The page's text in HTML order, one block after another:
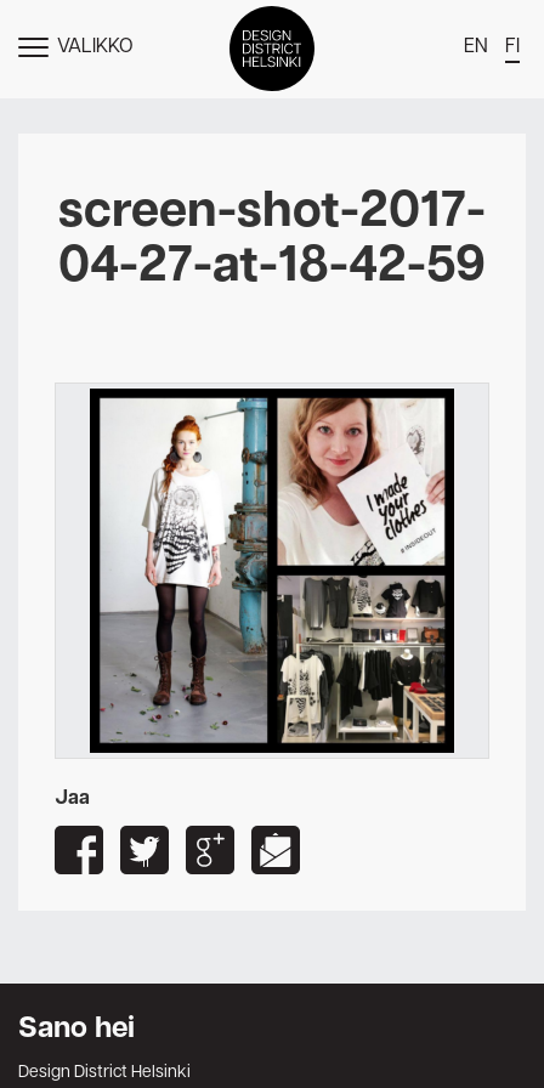
NÄYTÄVALIKKO EN FI
Jäsenet
Tapahtumat
Uutiset
Meistä
Design District Helsingin jäsenyydestä
Ota yhteyttä
screen-shot-2017-
04-27-at-18-42-59
Jaa
Sano hei
Design District Helsinki